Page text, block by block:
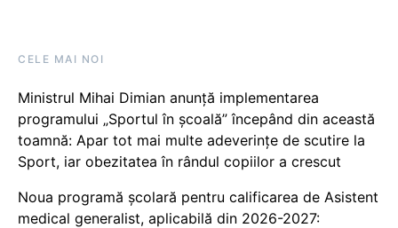
CELE MAI NOI
Ministrul Mihai Dimian anunță implementarea
programului „Sportul în școală” începând din această
toamnă: Apar tot mai multe adeverințe de scutire la
Sport, iar obezitatea în rândul copiilor a crescut
Noua programă școlară pentru calificarea de Asistent
medical generalist, aplicabilă din 2026-2027: